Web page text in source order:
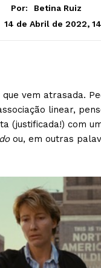
Por:
Betina Ruiz
14 de Abril de 2022,
vem atrasada.
linear,
(justificada!) com
ou, em outras